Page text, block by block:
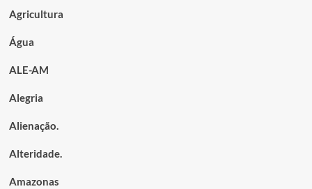
Agricultura
Água
ALE-AM
Alegria
Alienação.
Alteridade.
Amazonas